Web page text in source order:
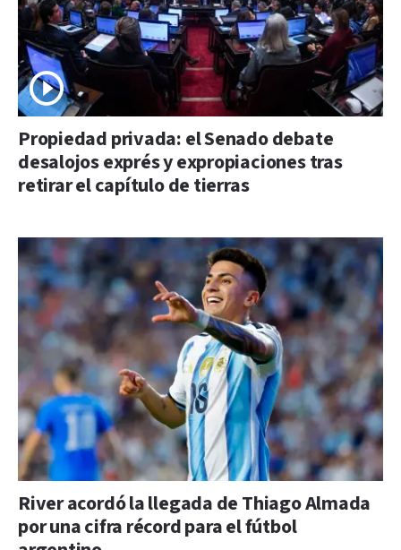
Propiedad privada: el Senado debate
desalojos exprés y expropiaciones tras
retirar el capítulo de tierras
River acordó la llegada de Thiago Almada
por una cifra récord para el fútbol